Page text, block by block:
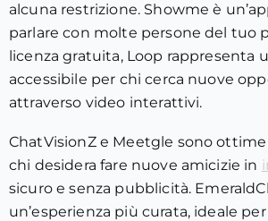
alcuna restrizione. Showme è
parlare con molte persone del tuo
licenza gratuita, Loop rappresenta
accessibile per chi cerca nuove
attraverso video interattivi.
ChatVisionZ e Meetgle sono
chi desidera fare nuove amicizie in
sicuro e senza pubblicità.
un’esperienza più curata, ideale